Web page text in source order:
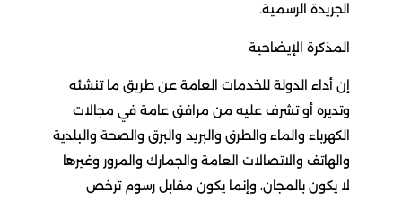
الجريدة الرسمية.
المذكرة الإيضاحية
إن أداء الدولة للخدمات العامة عن طريق ما تنشئه
وتديره أو تشرف عليه من مرافق عامة في مجالات
الكهرباء والماء والطرق والبريد والبرق والصحة والبلدية
والهاتف والاتصالات العامة والجمارك والمرور وغيرها
لا يكون بالمجان، وإنما يكون مقابل رسوم ترخص